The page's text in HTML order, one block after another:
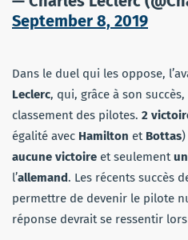
September 8, 2019
Dans le duel qui les oppose,
Leclerc, qui, grâce à son
classement des pilotes. 2
égalité avec Hamilton et Bottas
aucune victoire et seulement
l’allemand. Les récents succès
permettre de devenir le pilote
réponse devrait se ressentir